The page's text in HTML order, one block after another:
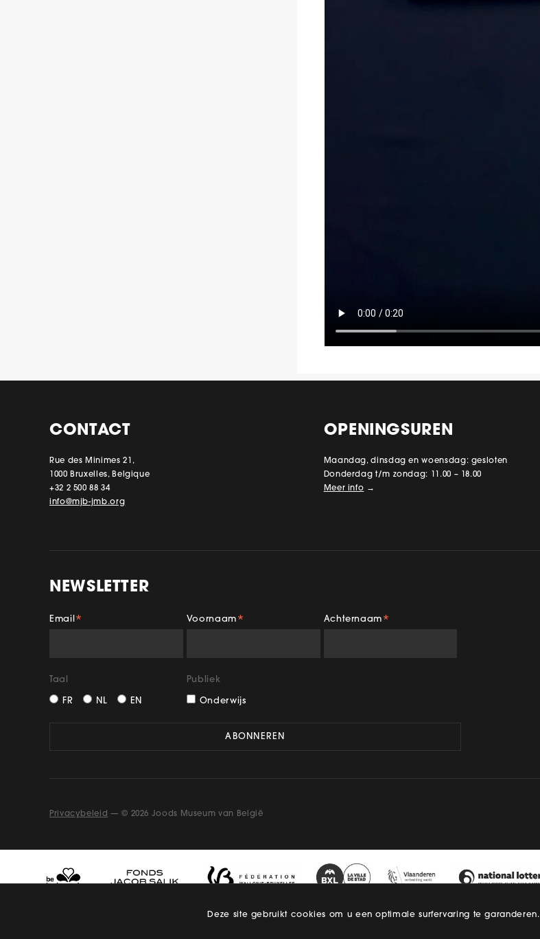
CONTACT
Rue des Minimes 21,
1000 Bruxelles, Belgique
+32 2 500 88 34
info@mjb-jmb.org
OPENINGSUREN
Maandag, dinsdag en woensdag: gesloten
Donderdag t/m zondag: 11.00 – 18.00
Meer info →
NEWSLETTER
Email * Voornaam * Achternaam *
Taal
FR NL EN
Publiek
Onderwijs
Privacybeleid — © 2026 Joods Museum van België
Deze site gebruikt cookies om u een optimale surfervaring te garanderen.